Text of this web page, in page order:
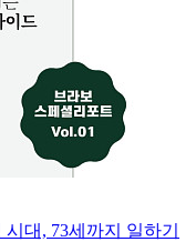
대, 73세까지 일하기